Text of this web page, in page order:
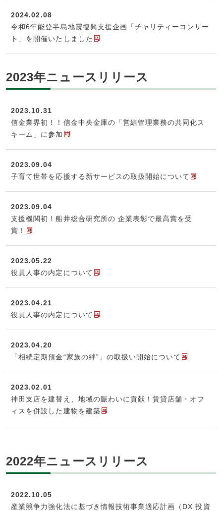
2024.02.08
令和6年能登半島地震復興支援企画「チャリティーコンサー
ト」を開催いたしました
2023年ニュースリリース
2023.10.31
信金業界初！！信金中央金庫の「営繕管理業務の共同化ス
キーム」に参加
2023.09.04
子育て世帯を応援する新サービスの取扱開始について
2023.09.04
支援機関初！船井総合研究所の 企業表彰で最高賞を受
賞！
2023.05.22
役員人事の内定について
2023.04.21
役員人事の内定について
2023.04.20
「相続定期預金“家族の絆”」の取扱い開始について
2023.02.01
神田支店を建替え、地域の賑わいに貢献！賃貸店舗・オフ
ィスを併設した建物を建築
2022年ニュースリリース
2022.10.05
産業競争力強化法に基づき情報技術事業適応計画（DX 投資